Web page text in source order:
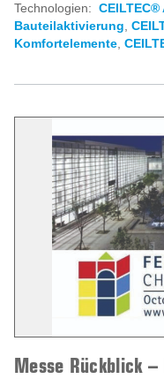
Technologien:
Bauteilaktivierung
Komfortelemente
Messe Rückblick